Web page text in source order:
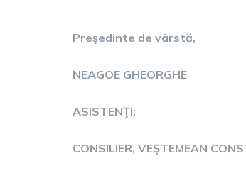
Preşedinte de vârstă,
NEAGOE GHEORGHE
ASISTENŢI:
CONSILIER, VEŞTEMEAN